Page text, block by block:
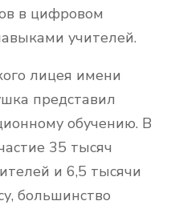
в цифровом
учителей.
лицея имени
представил
обучению. В
35 тысяч
и 6,5 тысячи
большинство